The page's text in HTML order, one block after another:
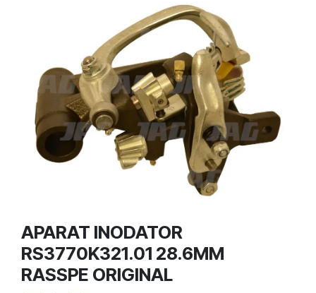
APARAT INODATOR
RS3770K321.01 28.6MM
RASSPE ORIGINAL